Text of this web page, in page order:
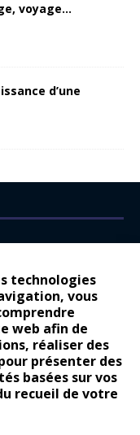
technologies
vous
web afin de
réaliser des
présenter des
basées sur vos
recueil de votre
voyage…
d’une